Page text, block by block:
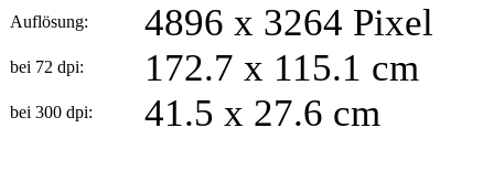
Auflösung: 4896 x 3264 Pixel
bei 72 dpi: 172.7 x 115.1 cm
bei 300 dpi: 41.5 x 27.6 cm